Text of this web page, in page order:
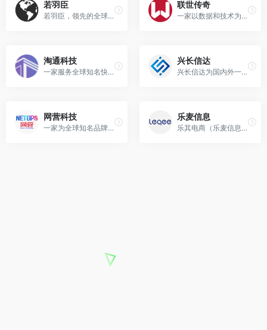
若羽臣
若羽臣，领先的全球消费品牌数字化管理公司。2011年诞生于广州，以“为全球优质消费品牌链接每个中国消费者”为使命，致力于通过全链路、全渠道的数字化能力，赋能品牌业务的全生命周期增长。
联世传奇
一家以数据和技术为核心，为品牌提供数字化、品效协同的全域营销解决方案服务商。
淘通科技
一家服务全球知名快消品品牌的电子商务综合服务商，提供基于大数据支持下的品牌电商咨询、消费者洞察、电商运营、全域营销、影像输出、供应链管理、技术支持服务，为品牌提供电商服务全域一站式代理服务。
兴长信达
兴长信达为国内外一流品牌提供全方位的电子商务解决方案,从运营、市场、营销、仓储、物流、支付等环节,涵盖电子商务流程中的方方面面。
网营科技
一家为全球知名品牌和新兴品牌提供全链路全渠道电商服务的公司，网营以"助力品牌，连接你我"为使命，聚焦母婴、宠物、食品保健、美妆个护等四大核心领域。
乐麦信息
乐其电商（乐麦信息技术（杭州）有限公司）成立于2009年，运营总部坐落于杭州滨江，在上海、杭州、北京、广州、香港、东京、首尔7大城市设立了公司，拥有超过三千名专业服务人员，是全价值链品牌数字及电商服务平台。